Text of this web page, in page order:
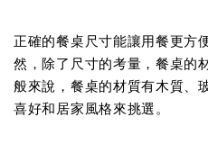
正確的餐桌尺寸能讓用餐更方
然，除了尺寸的考量，餐桌的
般來說，餐桌的材質有木質、
喜好和居家風格來挑選。